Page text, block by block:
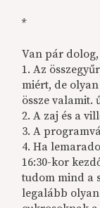
*
Van pár
1. Az
miért, de
össze valamit.
2. A zaj és a
3. A
4. Ha
16:30-kor
tudom mind a
legalább